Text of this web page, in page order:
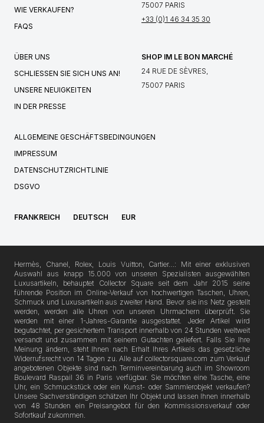
WIE VERKAUFEN?
FAQS
75007 PARIS
+33 (0)1 46 34 35 30
ÜBER UNS
SCHLIESSEN SIE SICH UNS AN!
UNSERE NEUIGKEITEN
IN DER PRESSE
SHOP IM LE BON MARCHÉ
24 RUE DE SÈVRES,
75007 PARIS
ALLGEMEINE GESCHÄFTSBEDINGUNGEN
IMPRESSUM
DATENSCHUTZRICHTLINIE
DSGVO
FRANKREICH DEUTSCH EUR
Hermès, Chanel, Rolex, Louis Vuitton, Cartier…: Mit einer exklusiven
Auswahl aus knapp 15.000 von unseren Spezialisten ausgewählten
Luxusartikeln, behauptet Collector Square seit dem Jahr 2015 seine
führende Position im Online-Verkauf von hochwertigen Taschen, Uhren,
Schmuck und Luxusartikeln aus zweiter Hand. Bevor sie ins Netz gestellt
werden, werden alle Uhren von unseren Uhrmachern überprüft. Sie
werden mit einer 1-Jahres-Garantie ausgestattet. Jeder Artikel wird
begutachtet, per gesichertem Transport innerhalb von 24 Stunden weltweit
versandt und zusammen mit seinem Gutachten geliefert. Falls Sie Ihre
Meinung ändern, steht Ihnen nach Erhalt Ihres Artikels das gesetzliche
Widerrufsrecht von 14 Tagen zu. Alle auf collectorsquare.com zum Verkauf
angebotenen Objekte sind nach Terminvereinbarung auch im Showroom
Boulevard Raspail 36 in Paris verfügbar. Sie möchten eine Tasche, eine
Uhr, ein Schmuckstück oder ein Kunst- oder Sammlerobjekt verkaufen?
Unsere Sachverständigen schätzen Ihr Objekt und lassen Ihnen innerhalb
von 48 Stunden ein Preisangebot für den Kommissionsverkauf oder
Sofortkauf zukommen.